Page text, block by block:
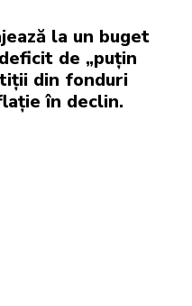
la un buget
de „puțin
din fonduri
în declin.